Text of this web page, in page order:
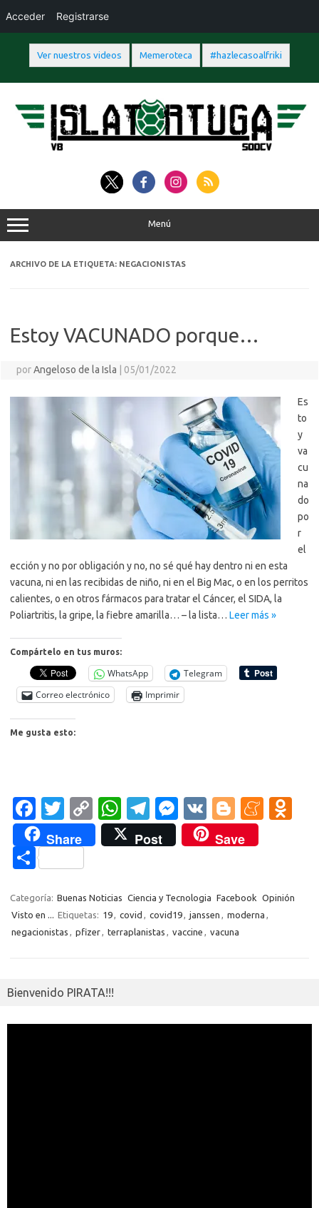
Ver nuestros videos Memeroteca #hazlecasoalfriki
Acceder Registrarse
contenido
Menú
ARCHIVO DE LA ETIQUETA: NEGACIONISTAS
Estoy VACUNADO porque…
porAngeloso de la Isla 05/01/2022
Es
to
y
va
cu
na
do
po
r
el
ección y no por obligación y no, no sé qué hay dentro ni en esta
vacuna, ni en las recibidas de niño, ni en el Big Mac, o en los perritos
calientes, o en otros fármacos para tratar el Cáncer, el SIDA, la
Poliartritis, la gripe, la fiebre amarilla… – la lista… Leer más »
Compártelo en tus muros:
WhatsApp
Telegram
Correo electrónico
Imprimir
Me gusta esto:
Fa
c
e
b
o
o
T
w
it
te
r
C
o
p
Li
n
k
W
h
at
A
p
p
T
el
e
a
m
M
es
se
g
er
V
K
Bl
o
g
er
M
a
m
kl
Share Post Save
C
m
p
r
Categoría: Buenas Noticias Ciencia y Tecnologia Facebook Opinión
Visto en ... Etiquetas: 19, covid , covid19, janssen , moderna ,
negacionistas , pfizer, terraplanistas , vaccine , vacuna
Bienvenido PIRATA!!!